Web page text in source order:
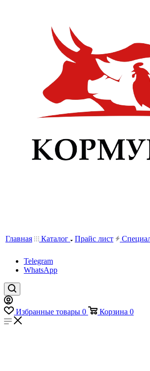
Главная Каталог Прайс лист
Telegram
WhatsApp
Избранные товары 0 Корзина 0